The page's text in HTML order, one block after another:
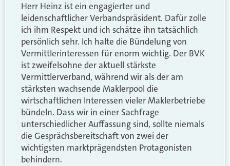
Herr Heinz ist ein engagierter und
leidenschaftlicher Verbandspräsident. Dafür zolle
ich ihm Respekt und ich schätze ihn tatsächlich
persönlich sehr. Ich halte die Bündelung von
Vermittlerinteressen für enorm wichtig. Der BVK
ist zweifelsohne der aktuell stärkste
Vermittlerverband, während wir als der am
stärksten wachsende Maklerpool die
wirtschaftlichen Interessen vieler Maklerbetriebe
bündeln. Dass wir in einer Sachfrage
unterschiedlicher Auffassung sind, sollte niemals
die Gesprächsbereitschaft von zwei der
wichtigsten marktprägendsten Protagonisten
behindern.